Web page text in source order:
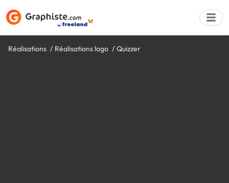
Réalisations Réalisations logo Quizzer